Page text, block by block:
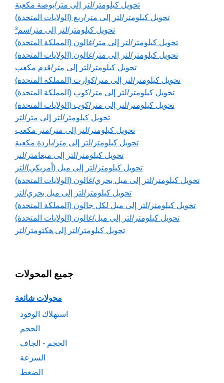
تحويل كيلومتر/لتر إلى متر/بوصة مكعبة
تحويل كيلومتر/لتر إلى متر/ربع (الولايات المتحدة)
تحويل كيلومتر/لتر إلى متر/سم³
تحويل كيلومتر/لتر إلى متر/غالون (المملكة المتحدة)
تحويل كيلومتر/لتر إلى متر/غالون (الولايات المتحدة)
تحويل كيلومتر/لتر إلى متر/قدم مكعب
تحويل كيلومتر/لتر إلى متر/كوارت (المملكة المتحدة)
تحويل كيلومتر/لتر إلى متر/كوب (المملكة المتحدة)
تحويل كيلومتر/لتر إلى متر/كوب (الولايات المتحدة)
تحويل كيلومتر/لتر إلى متر/لتر
تحويل كيلومتر/لتر إلى متر/متر مكعب
تحويل كيلومتر/لتر إلى متر/ياردة مكعبة
تحويل كيلومتر/لتر إلى ميغامتر/لتر
تحويل كيلومتر/لتر إلى ميل (أمريكي)/لتر
تحويل كيلومتر/لتر إلى ميل بحري/غالون (الولايات المتحدة)
تحويل كيلومتر/لتر إلى ميل بحري/لتر
تحويل كيلومتر/لتر إلى ميل لكل جالون (المملكة المتحدة)
تحويل كيلومتر/لتر إلى ميل/غالون (الولايات المتحدة)
تحويل كيلومتر/لتر إلى هكتومتر/لتر
جميع المحولات
محولات شائعة
استهلاك الوقود
الحجم
الحجم - الجاف
السرعة
الضغط